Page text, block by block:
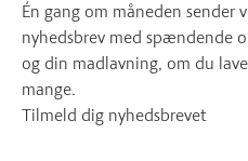
Én gang om måneden
nyhedsbrev med spændende
og din madlavning, om du
mange.
Tilmeld dig nyhedsbrevet